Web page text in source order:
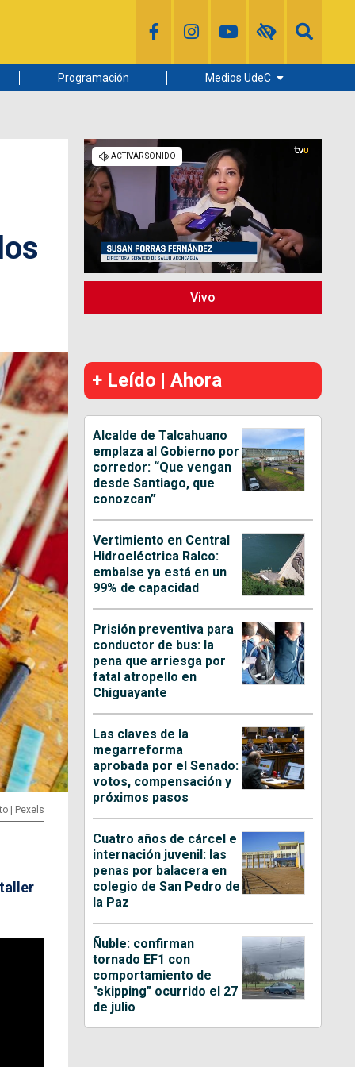
Programación Medios UdeC
Radio UdeC
Noticias UdeC
La Discusión
| Pexels
taller
Vivo
+ Leído | Ahora
Alcalde de Talcahuano
emplaza al Gobierno por
corredor: “Que vengan
desde Santiago, que
conozcan”
Vertimiento en Central
Hidroeléctrica Ralco:
embalse ya está en un
99% de capacidad
Prisión preventiva para
conductor de bus: la
pena que arriesga por
fatal atropello en
Chiguayante
Las claves de la
megarreforma
aprobada por el Senado:
votos, compensación y
próximos pasos
Cuatro años de cárcel e
internación juvenil: las
penas por balacera en
colegio de San Pedro de
la Paz
Ñuble: confirman
tornado EF1 con
comportamiento de
"skipping" ocurrido el 27
de julio